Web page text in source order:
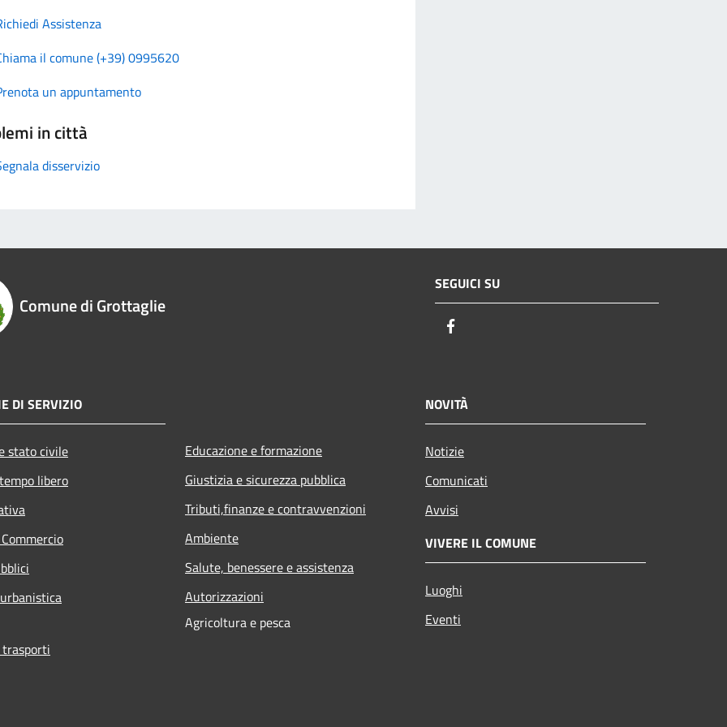
Assistenza
il comune (+39) 0995620
un appuntamento
in città
disservizio
Comune di Grottaglie
SEGUICI SU
DI SERVIZIO
stato civile
libero
Educazione e formazione
Giustizia e sicurezza pubblica
Tributi,finanze e contravvenzioni
Ambiente
Salute, benessere e assistenza
Autorizzazioni
Agricoltura e pesca
NOVITÀ
Notizie
Comunicati
Avvisi
VIVERE IL COMUNE
Luoghi
Eventi